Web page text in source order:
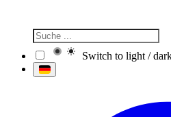
Switch to light /